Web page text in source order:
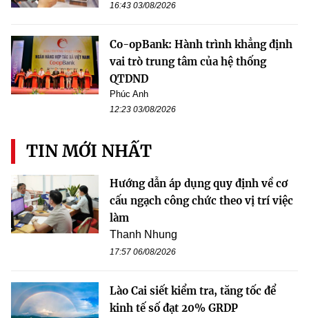
16:43 03/08/2026
Co-opBank: Hành trình khẳng định
vai trò trung tâm của hệ thống
QTDND
Phúc Anh
12:23 03/08/2026
TIN MỚI NHẤT
Hướng dẫn áp dụng quy định về cơ
cấu ngạch công chức theo vị trí việc
làm
Thanh Nhung
17:57 06/08/2026
Lào Cai siết kiểm tra, tăng tốc để
kinh tế số đạt 20% GRDP